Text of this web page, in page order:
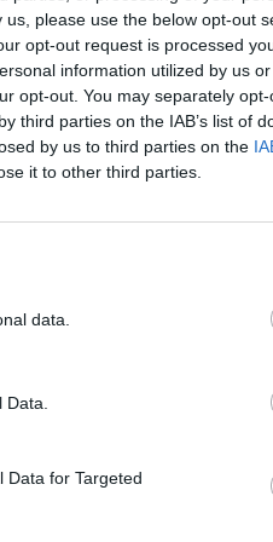
please use the below opt-out
opt-out request is processed
information utilized by us
opt-out. You may separately
third parties on the IAB’s list of
by us to third parties on the
it to other third parties.
data.
Data for Targeted
provoquent
en cas d’allergie aux piqûres
particulièrement
moustique.
aux
moustique est causée par une
habituelle à une piqûre de
une personne allergique,
La personne peut voir
personnes souffrant d’allergie
pouvant causer la mort. Il